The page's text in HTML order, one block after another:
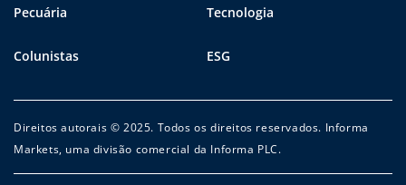
Pecuária Tecnologia
Colunistas ESG
Direitos autorais © 2025. Todos os direitos reservados. Informa
Markets, uma divisão comercial da Informa PLC.